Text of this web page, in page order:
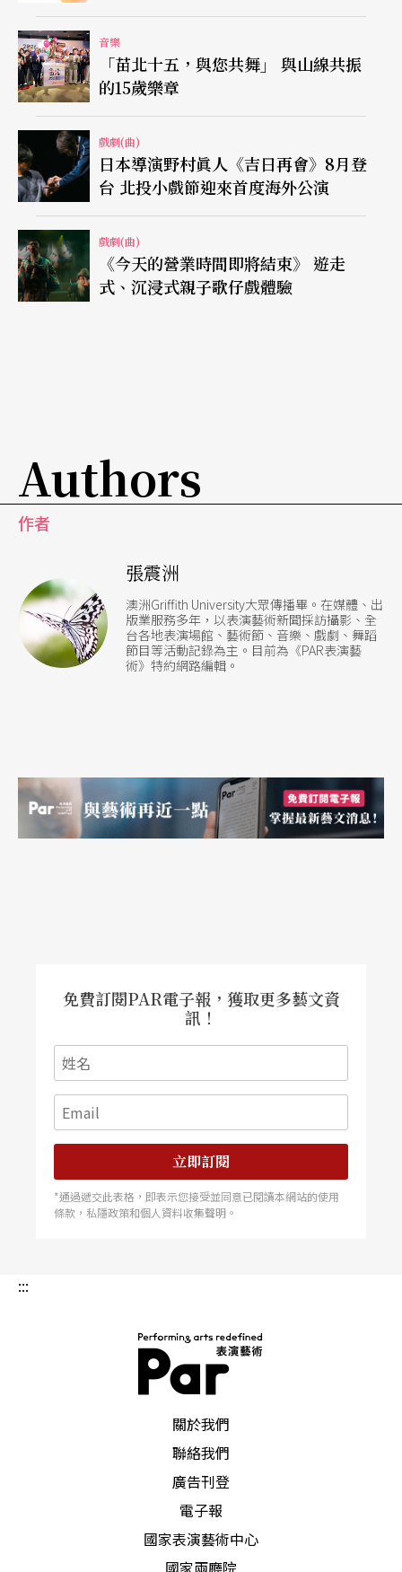
音樂
「苗北十五，與您共舞」 與山線共振
的15歲樂章
戲劇(曲)
日本導演野村眞人《吉日再會》8月登
台 北投小戲節迎來首度海外公演
戲劇(曲)
《今天的營業時間即將結束》 遊走
式、沉浸式親子歌仔戲體驗
Authors
作者
張震洲
澳洲Griffith University大眾傳播畢。在媒體、出
版業服務多年，以表演藝術新聞採訪攝影、全
台各地表演場館、藝術節、音樂、戲劇、舞蹈
節目等活動記錄為主。目前為《PAR表演藝
術》特約網路編輯。
免費訂閱PAR電子報，獲取更多藝文資
訊！
立即訂閱
*通過遞交此表格，即表示您接受並同意已閱讀本網站的使用
條款，私隱政策和個人資料收集聲明。
:::
關於我們
聯絡我們
廣告刊登
電子報
國家表演藝術中心
國家兩廳院